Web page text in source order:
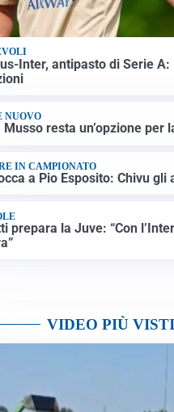
Inter, antipasto di Serie A:
NUOVO
Musso resta un’opzione per
IN CAMPIONATO
a Pio Esposito: Chivu gli
prepara la Juve: “Con
VIDEO PIÙ VISTI